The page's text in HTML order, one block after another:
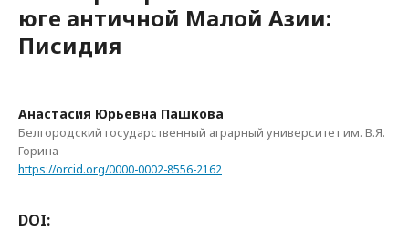
юге античной Малой Азии:
Писидия
Анастасия Юрьевна Пашкова
Белгородский государственный аграрный университет им. В.Я.
Горина
https://orcid.org/0000-0002-8556-2162
DOI: